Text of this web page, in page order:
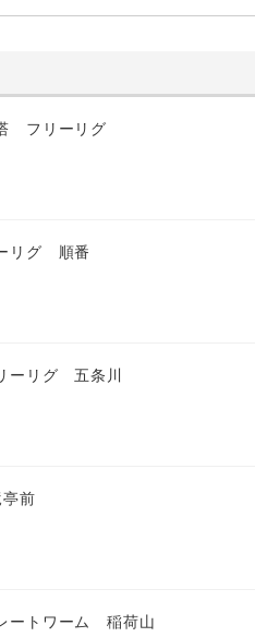
フリーリグ
リグ 順番
ーリグ 五条川
前
ートワーム 稲荷山